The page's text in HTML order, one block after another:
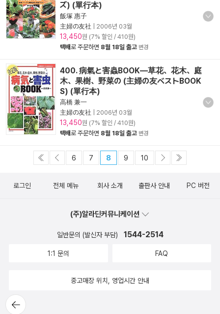
ズ) (單行本)
飯塚 惠子
主婦の友社
2006년 03월
13,450원 (7% 할인 / 410원)
택배로 주문하면 8월 18일 출고 변경
400. 病氣と害蟲BOOK―草花、花木、庭
木、果樹、野菜の (主婦の友ベストBOOK
S) (單行本)
高橋 兼一
主婦の友社
2006년 03월
13,450원 (7% 할인 / 410원)
택배로 주문하면 8월 18일 출고 변경
6 7 8 9 10
뒤로가
기
로그인 전체 메뉴 회사 소개 출판사 안내 PC 버전
(주)알라딘커뮤니케이션
일반문의 (발신자 부담) 1544-2514
1:1 문의 FAQ
중고매장 위치, 영업시간 안내